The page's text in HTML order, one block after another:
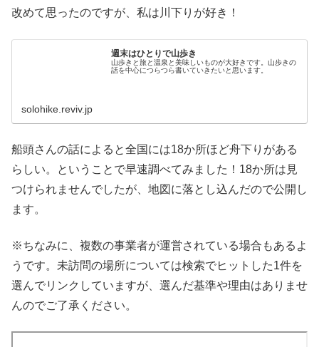
改めて思ったのですが、私は川下りが好き！
週末はひとりで山歩き
山歩きと旅と温泉と美味しいものが大好きです。山歩きの
話を中心につらつら書いていきたいと思います。
solohike.reviv.jp
船頭さんの話によると全国には18か所ほど舟下りがある
らしい。ということで早速調べてみました！18か所は見
つけられませんでしたが、地図に落とし込んだので公開し
ます。
※ちなみに、複数の事業者が運営されている場合もあるよ
うです。未訪問の場所については検索でヒットした1件を
選んでリンクしていますが、選んだ基準や理由はありませ
んのでご了承ください。